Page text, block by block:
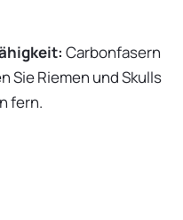
Carbonfasern
Sie Riemen und Skulls
fern.